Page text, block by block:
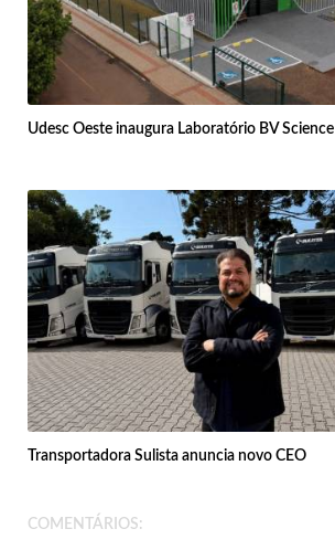
Udesc Oeste inaugura Laboratório BV Science
Transportadora Sulista anuncia novo CEO
COMENTÁRIOS: